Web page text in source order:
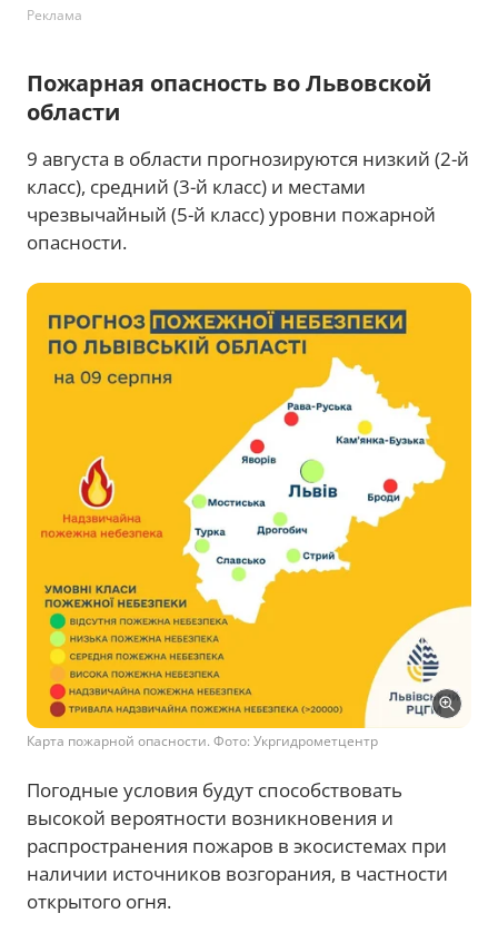
Реклама
Пожарная опасность во Львовской
области
9 августа в области прогнозируются низкий (2-й
класс), средний (3-й класс) и местами
чрезвычайный (5-й класс) уровни пожарной
опасности.
Карта пожарной опасности. Фото: Укргидрометцентр
Погодные условия будут способствовать
высокой вероятности возникновения и
распространения пожаров в экосистемах при
наличии источников возгорания, в частности
открытого огня.